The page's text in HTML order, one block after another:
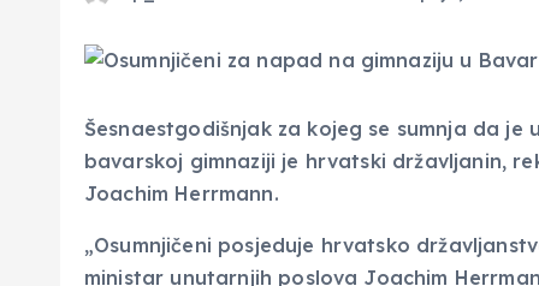
Šesnaestgodišnjak za kojeg se sumnja da
bavarskoj gimnaziji je hrvatski državljanin,
Joachim Herrmann.
„Osumnjičeni posjeduje hrvatsko
ministar unutarnjih poslova Joachim